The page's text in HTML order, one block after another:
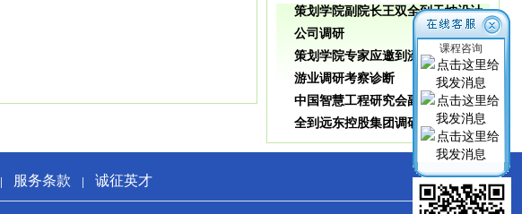
策划学院副院长王双全到天坤设计
公司调研
策划学院专家应邀到滦南县进行旅
游业调研考察诊断
中国智慧工程研究会副秘书长王双
全到远东控股集团调研…
服务条款 | 诚征英才
课程咨询